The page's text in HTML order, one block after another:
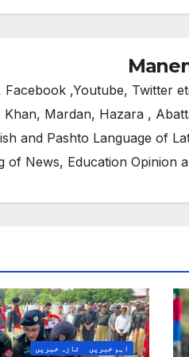
,Youtube, Twitter
Mardan, Hazara ,
and Pashto Language of
of News, Education Opinion
اہم خبریں تازہ خبریں